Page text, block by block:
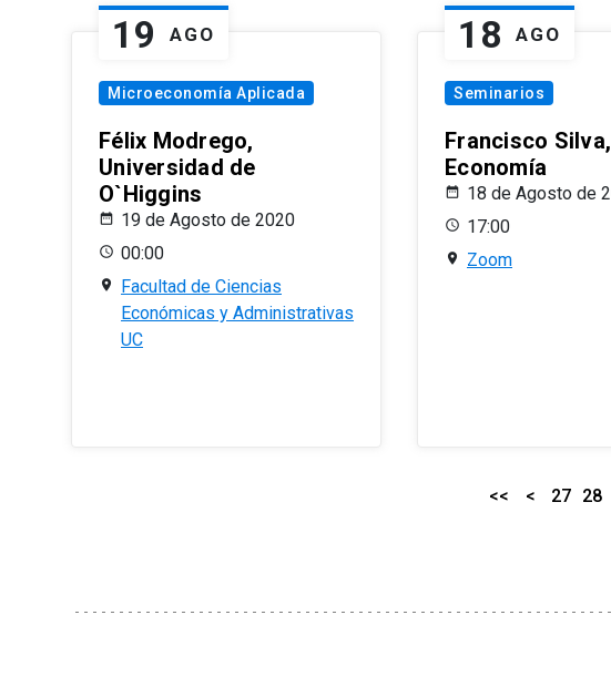
19 AGO
Microeconomía Aplicada
Félix Modrego,
Universidad de
O`Higgins
19 de Agosto de 2020
00:00
Facultad de Ciencias
Económicas y Administrativas
UC
18 AGO
Seminarios
Francisco
Economía
18 de Agosto de
17:00
Zoom
<< < 27 28